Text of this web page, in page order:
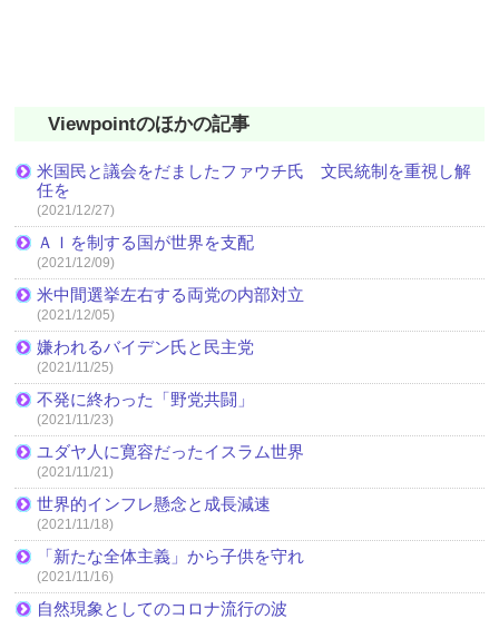
Viewpointのほかの記事
米国民と議会をだましたファウチ氏 文民統制を重視し解
任を
(2021/12/27)
ＡＩを制する国が世界を支配
(2021/12/09)
米中間選挙左右する両党の内部対立
(2021/12/05)
嫌われるバイデン氏と民主党
(2021/11/25)
不発に終わった「野党共闘」
(2021/11/23)
ユダヤ人に寛容だったイスラム世界
(2021/11/21)
世界的インフレ懸念と成長減速
(2021/11/18)
「新たな全体主義」から子供を守れ
(2021/11/16)
自然現象としてのコロナ流行の波